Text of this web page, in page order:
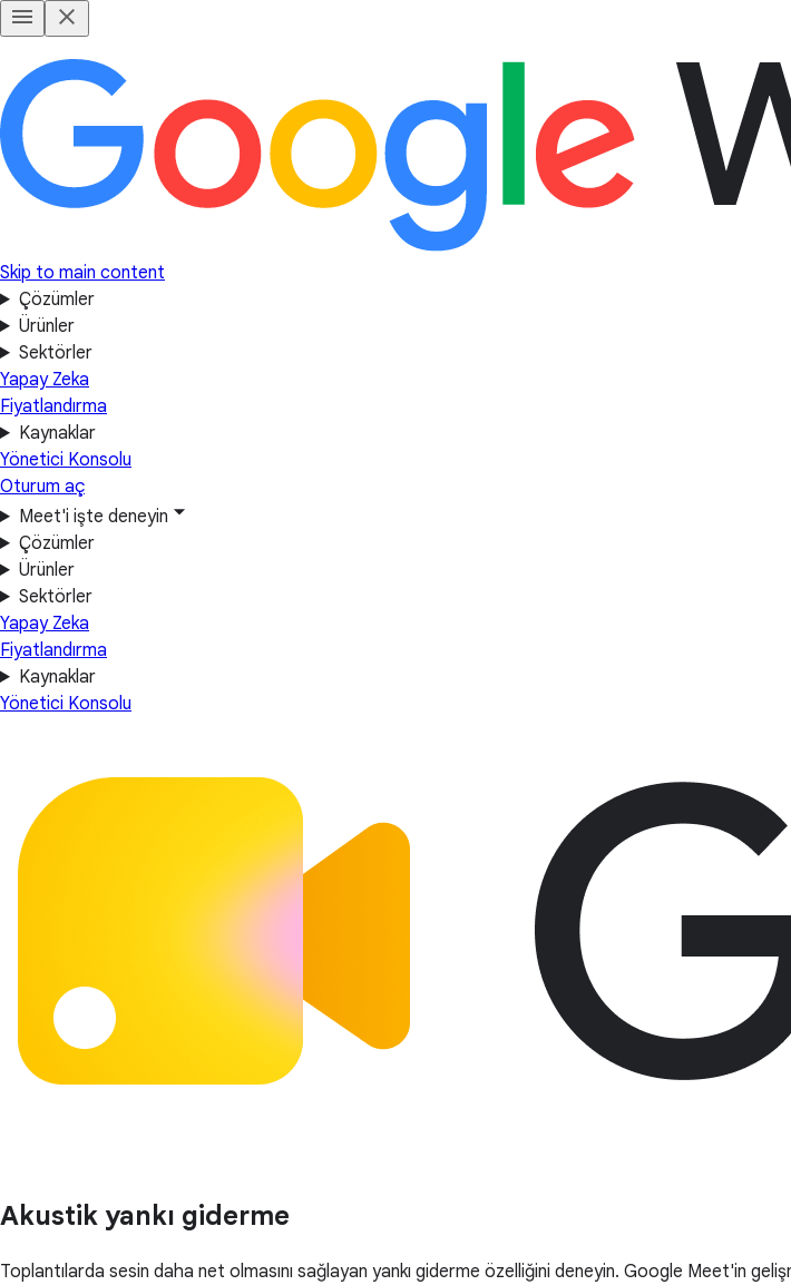
Skip to main content
Çözümler
Ürünler
Sektörler
Yapay Zeka
Fiyatlandırma
Kaynaklar
Yönetici Konsolu
Oturum aç
Meet'i işte deneyin
Çözümler
Ürünler
Sektörler
Yapay Zeka
Fiyatlandırma
Kaynaklar
Yönetici Konsolu
Akustik yankı giderme
Toplantılarda sesin daha net olmasını sağlayan yankı giderme özelliğini deneyin. Google Meet'in